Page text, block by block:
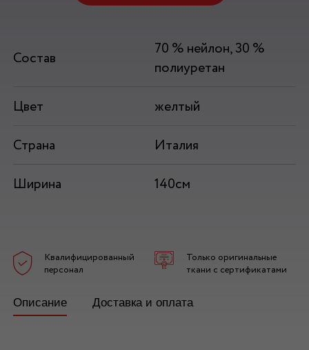
Состав
70 % нейлон, 30 %
полиуретан
Цвет
желтый
Страна
Италия
Ширина
140см
Квалифицированный
персонал
Только оригинальные
ткани с сертификатами
Описание Доставка и оплата